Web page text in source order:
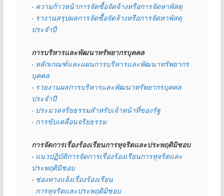
- ความก้าวหน้าการจัดซื้อจัดจ้างหรือการจัดหาพัสดุ
- รางานสรุปผลการจัดซื้อจัดจ้างหรือการจัดหาพัสดุ
ประจำปี
การบริหารและพัฒนาทรัพยากรบุคคล
- หลักเกณฑ์และแผนการบริหารและพัฒนาทรัพยากร
บุคคล
- รายงานผลการบริหารและพัฒนาทรัพยากรบุคคล
ประจำปี
- ประมวลจริยธรรมสำหรับเจ้าหน้าที่ของรัฐ
- การขับเคลื่อนจริยธรรม
การจัดการเรื่องร้องเรียนการทุจริตและประพฤติมิชอบ
- แนวปฏิบัติการจัดการเรื่องร้องเรียนการทุจริตและ
ประพฤติมิชอบ
- ช่องทางแจ้งเรื่องร้องเรียน
  การทุจริตและประพฤติมิชอบ